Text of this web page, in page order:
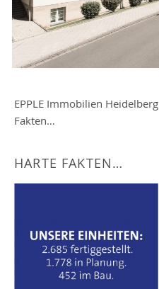
EPPLE Immobilien Heidelberg
Fakten…
HARTE FAKTEN…